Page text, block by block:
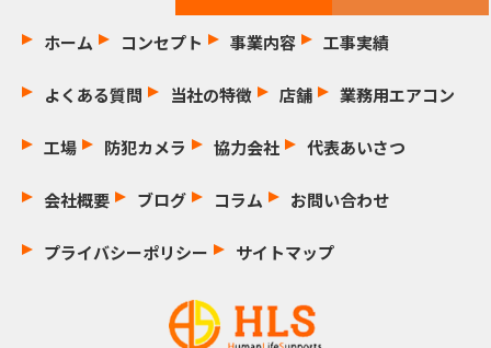
ホーム コンセプト 事業内容 工事実績
よくある質問 当社の特徴 店舗 業務用エアコン
工場 防犯カメラ 協力会社 代表あいさつ
会社概要 ブログ コラム お問い合わせ
プライバシーポリシー サイトマップ